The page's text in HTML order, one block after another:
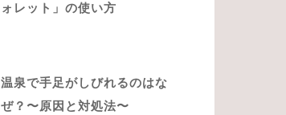
ォレット」の使い方
温泉で手足がしびれるのはな
ぜ？〜原因と対処法〜